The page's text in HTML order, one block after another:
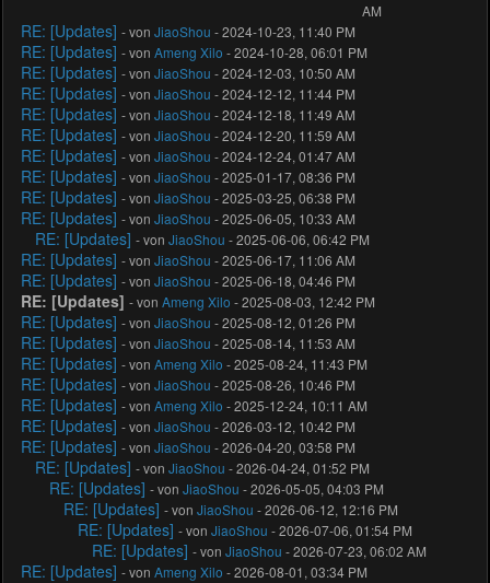
AM
RE: [Updates] - vonJiaoShou - 2024-10-23, 11:40 PM
RE: [Updates] - vonAmeng Xilo - 2024-10-28, 06:01 PM
RE: [Updates] - vonJiaoShou - 2024-12-03, 10:50 AM
RE: [Updates] - vonJiaoShou - 2024-12-12, 11:44 PM
RE: [Updates] - vonJiaoShou - 2024-12-18, 11:49 AM
RE: [Updates] - vonJiaoShou - 2024-12-20, 11:59 AM
RE: [Updates] - vonJiaoShou - 2024-12-24, 01:47 AM
RE: [Updates] - vonJiaoShou - 2025-01-17, 08:36 PM
RE: [Updates] - vonJiaoShou - 2025-03-25, 06:38 PM
RE: [Updates] - vonJiaoShou - 2025-06-05, 10:33 AM
RE: [Updates] - vonJiaoShou - 2025-06-06, 06:42 PM
RE: [Updates] - vonJiaoShou - 2025-06-17, 11:06 AM
RE: [Updates] - vonJiaoShou - 2025-06-18, 04:46 PM
RE: [Updates] - vonAmeng Xilo - 2025-08-03, 12:42 PM
RE: [Updates] - vonJiaoShou - 2025-08-12, 01:26 PM
RE: [Updates] - vonJiaoShou - 2025-08-14, 11:53 AM
RE: [Updates] - vonAmeng Xilo - 2025-08-24, 11:43 PM
RE: [Updates] - vonJiaoShou - 2025-08-26, 10:46 PM
RE: [Updates] - vonAmeng Xilo - 2025-12-24, 10:11 AM
RE: [Updates] - vonJiaoShou - 2026-03-12, 10:42 PM
RE: [Updates] - vonJiaoShou - 2026-04-20, 03:58 PM
RE: [Updates] - vonJiaoShou - 2026-04-24, 01:52 PM
RE: [Updates] - vonJiaoShou - 2026-05-05, 04:03 PM
RE: [Updates] - vonJiaoShou - 2026-06-12, 12:16 PM
RE: [Updates] - vonJiaoShou - 2026-07-06, 01:54 PM
RE: [Updates] - vonJiaoShou - 2026-07-23, 06:02 AM
RE: [Updates] - vonAmeng Xilo - 2026-08-01, 03:34 PM